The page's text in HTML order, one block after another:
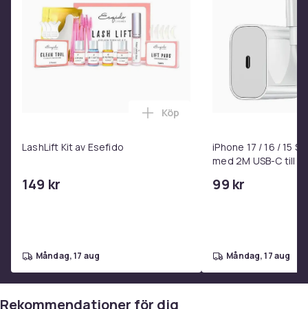
LashLift Kit av Esefido
149 kr
Lägg till LashLift Kit av
Köp
måndag, 17 aug
iPhone 17 / 16 / 15
med 2M USB-C till
99 kr
måndag, 17 aug
Rekommendationer för dig